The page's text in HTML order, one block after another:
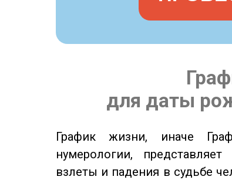
для даты
График жизни, иначе
нумерологии,
взлеты и падения в судьбе